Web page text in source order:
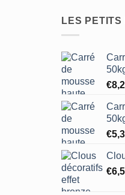
LES PETITS
€
€
€